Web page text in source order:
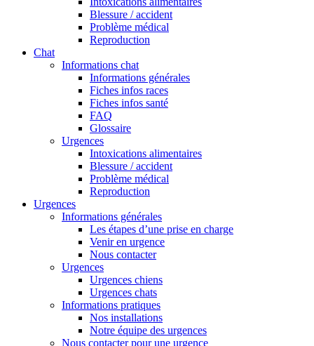
Blessure / accident
Problème médical
Reproduction
Chat
Informations chat
Informations générales
Fiches infos races
Fiches infos santé
FAQ
Glossaire
Urgences
Intoxications alimentaires
Blessure / accident
Problème médical
Reproduction
Urgences
Informations générales
Les étapes d’une prise en charge
Venir en urgence
Nous contacter
Urgences
Urgences chiens
Urgences chats
Informations pratiques
Nos installations
Notre équipe des urgences
Nous contacter pour une urgence